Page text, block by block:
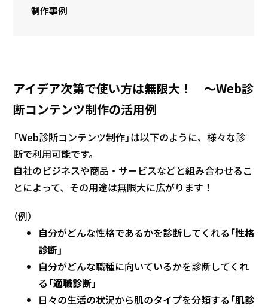
制作事例
アイデア次第で使い方は無限大！ ～Web診
断コンテンツ制作の活用例
「Web診断コンテンツ制作」は以下のように、様々な診
断で利用可能です。
自社のビジネスや商品・サービスなどと組み合わせるこ
とによって、その用途は無限大に広がります！
（例）
自分がどんな性格であるかを診断してくれる 「性格
診断」
自分がどんな職種に向いているかを診断してくれ
る 「適職診断」
日々の生活の状況から肌のタイプを分類する 「肌診